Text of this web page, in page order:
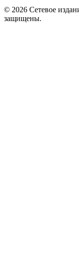
© 2026 Сетевое
защищены.